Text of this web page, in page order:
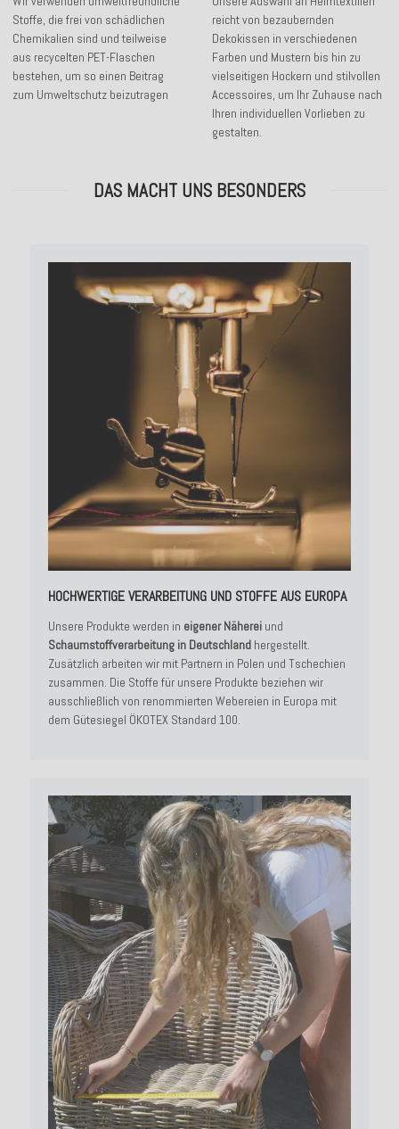
Stoffe, die frei von schädlichen
Chemikalien sind und teilweise
aus recycelten PET-Flaschen
bestehen, um so einen Beitrag
zum Umweltschutz beizutragen
reicht von bezaubernden
Dekokissen in verschiedenen
Farben und Mustern bis hin zu
vielseitigen Hockern und stilvollen
Accessoires, um Ihr Zuhause nach
Ihren individuellen Vorlieben zu
gestalten.
DAS MACHT UNS BESONDERS
HOCHWERTIGE VERARBEITUNG UND STOFFE AUS EUROPA
Unsere Produkte werden in eigener Näherei und
Schaumstoffverarbeitung in Deutschland hergestellt.
Zusätzlich arbeiten wir mit Partnern in Polen und Tschechien
zusammen. Die Stoffe für unsere Produkte beziehen wir
ausschließlich von renommierten Webereien in Europa mit
dem Gütesiegel ÖKOTEX Standard 100.